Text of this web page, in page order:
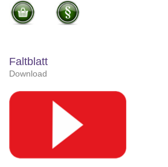
Faltblatt
Download